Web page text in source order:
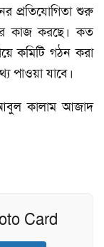
প্রতিযোগিতা শুরু
কাজ করছে। কত
কমিটি গঠন করা
পাওয়া যাবে।
আবুল কালাম আজাদ
Card